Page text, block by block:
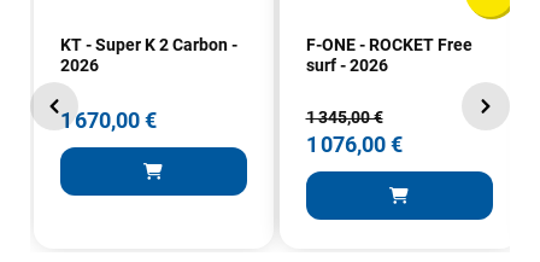
KT - Super K 2 Carbon -
2026
1 670,00 €
F-ONE - ROCKET Free
surf - 2026
1 345,00 €
1 076,00 €